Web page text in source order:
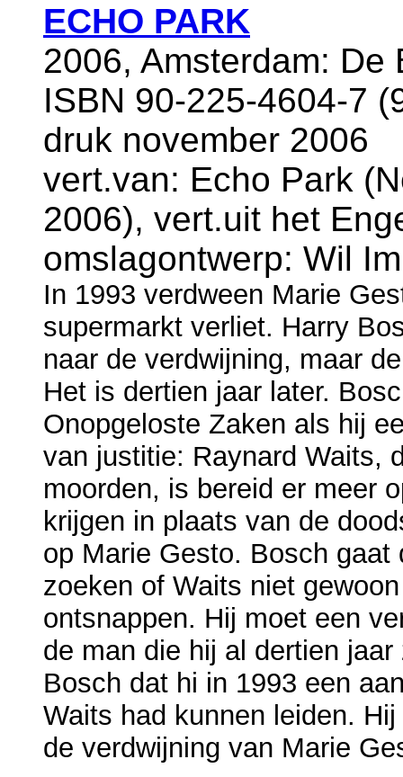
ECHO PARK
2006, Amsterdam:
ISBN 90-225-4604-7
druk november 2006
vert.van: Echo Park
2006), vert.uit het
omslagontwerp: Wil
In 1993 verdween Marie
supermarkt verliet. Harry
naar de verdwijning, maar
Het is dertien jaar later.
Onopgeloste Zaken als hij
van justitie: Raynard Waits,
moorden, is bereid er meer
krijgen in plaats van de
op Marie Gesto. Bosch
zoeken of Waits niet
ontsnappen. Hij moet een
de man die hij al dertien
Bosch dat hi in 1993 een
Waits had kunnen leiden.
de verdwijning van Marie